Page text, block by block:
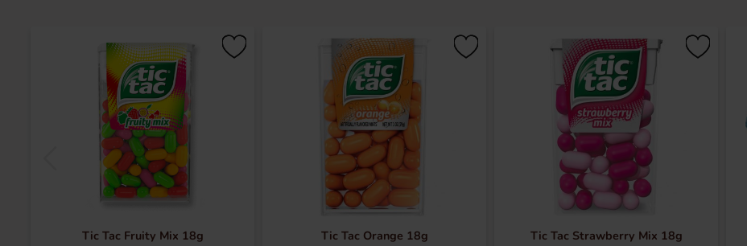
Tic Tac Fruity Mix 18g Tic Tac Orange 18g Tic Tac Strawberry Mix 18g